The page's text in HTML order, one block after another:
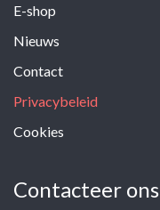
E-shop
Nieuws
Contact
Privacybeleid
Cookies
Contacteer ons